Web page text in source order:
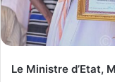
Le Ministre d’Etat,